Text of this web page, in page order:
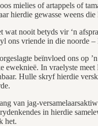
mielies of artappels of
hierdie gewasse weens
nooit betyds vir ‘n
ons vriende in die noorde
beïnvloed ons op
eweknieë. In vraelyste
Hulle skryf hierdie
van jag-
in hierdie
het.